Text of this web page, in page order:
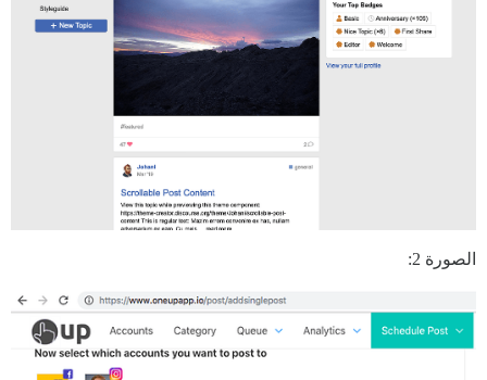
الصورة 2: